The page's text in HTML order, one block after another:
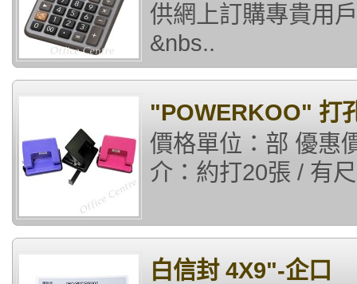
供網上訂購專貴
&nbs..
"POWERKOO" 打
價格單位：部 優惠
介：約打20張 / 有
白信封 4X9"-企口